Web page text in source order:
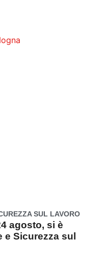
SUL LAVORO
agosto, si è
e Sicurezza sul